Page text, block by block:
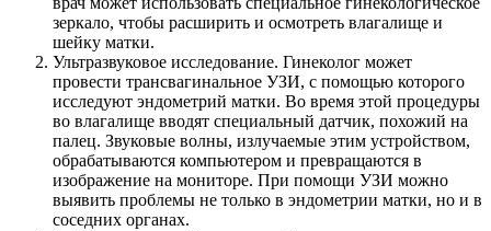
зеркало, чтобы расширить и осмотреть влагалище и
шейку матки.
Ультразвуковое исследование. Гинеколог может
провести трансвагинальное УЗИ, с помощью которого
исследуют эндометрий матки. Во время этой процедуры
во влагалище вводят специальный датчик, похожий на
палец. Звуковые волны, излучаемые этим устройством,
обрабатываются компьютером и превращаются в
изображение на мониторе. При помощи УЗИ можно
выявить проблемы не только в эндометрии матки, но и в
соседних органах.